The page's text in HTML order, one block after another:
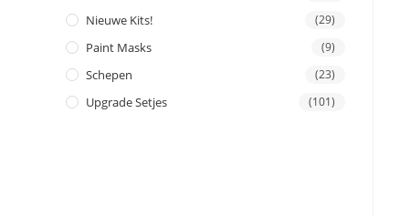
Nieuwe Kits! (29)
Paint Masks (9)
Schepen (23)
Upgrade Setjes (101)